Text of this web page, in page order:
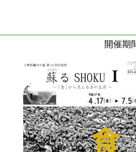
開催期